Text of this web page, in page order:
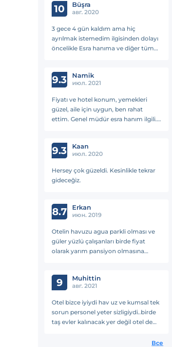
10 Büşra
авг. 2020
3 gece 4 gün kaldım ama hiç
ayrılmak istemedim ilgisinden dolayı
öncelikle Esra hanıma ve diğer tüm
geçirmek istiyorsanız şiddetle tavsiye
ederim 😊
9.3 Namik
июл. 2021
Fiyatı ve hotel konum, yemekleri
güzel, aile için uygun, ben rahat
ettim. Genel müdür esra hanım ilgili.
9.3 Kaan
июл. 2020
Hersey çok güzeldi. Kesinlikle tekrar
gideceğiz.
8.7 Erkan
июн. 2019
Otelin havuzu agua parkli olması ve
güler yüzlü çalışanları birde fiyat
olarak yarım pansiyon olmasına
yapabileceğimiz yer diyebilirim 😊
güzel vakit geçirdik teşekkürler
9 Muhittin
авг. 2021
Otel bizce iyiydi hav uz ve kumsal tek
sorun personel yeter sizligiydi..birde
taş evler kalınacak yer değil otel de
istiyor...ama ana bina iyi kısaca ailece
Все